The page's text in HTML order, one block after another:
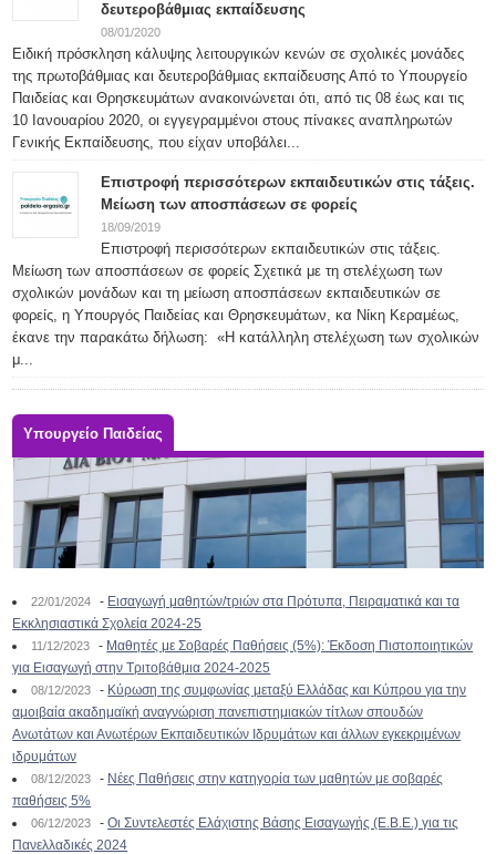
δευτεροβάθμιας εκπαίδευσης
08/01/2020
Ειδική πρόσκληση κάλυψης λειτουργικών κενών σε σχολικές μονάδες
της πρωτοβάθμιας και δευτεροβάθμιας εκπαίδευσης Από το Υπουργείο
Παιδείας και Θρησκευμάτων ανακοινώνεται ότι, από τις 08 έως και τις
10 Ιανουαρίου 2020, οι εγγεγραμμένοι στους πίνακες αναπληρωτών
Γενικής Εκπαίδευσης, που είχαν υποβάλει...
Επιστροφή περισσότερων εκπαιδευτικών στις τάξεις.
Μείωση των αποσπάσεων σε φορείς
18/09/2019
Επιστροφή περισσότερων εκπαιδευτικών στις τάξεις.
Μείωση των αποσπάσεων σε φορείς Σχετικά με τη στελέχωση των
σχολικών μονάδων και τη μείωση αποσπάσεων εκπαιδευτικών σε
φορείς, η Υπουργός Παιδείας και Θρησκευμάτων, κα Νίκη Κεραμέως,
έκανε την παρακάτω δήλωση: «Η κατάλληλη στελέχωση των σχολικών
μ...
Υπουργείο Παιδείας
22/01/2024 - Εισαγωγή μαθητών/τριών στα Πρότυπα, Πειραματικά και τα
Εκκλησιαστικά Σχολεία 2024-25
11/12/2023 - Μαθητές με Σοβαρές Παθήσεις (5%): Έκδοση Πιστοποιητικών
για Εισαγωγή στην Τριτοβάθμια 2024-2025
08/12/2023 - Κύρωση της συμφωνίας μεταξύ Ελλάδας και Κύπρου για την
αμοιβαία ακαδημαϊκή αναγνώριση πανεπιστημιακών τίτλων σπουδών
Ανωτάτων και Ανωτέρων Εκπαιδευτικών Ιδρυμάτων και άλλων εγκεκριμένων
ιδρυμάτων
08/12/2023 - Νέες Παθήσεις στην κατηγορία των μαθητών με σοβαρές
παθήσεις 5%
06/12/2023 -Οι Συντελεστές Ελάχιστης Βάσης Εισαγωγής (Ε.Β.Ε.) για τις
Πανελλαδικές 2024